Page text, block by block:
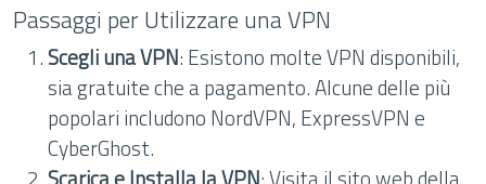
Passaggi per Utilizzare una VPN
Scegli una VPN: Esistono molte VPN disponibili,
sia gratuite che a pagamento. Alcune delle più
popolari includono NordVPN, ExpressVPN e
CyberGhost.